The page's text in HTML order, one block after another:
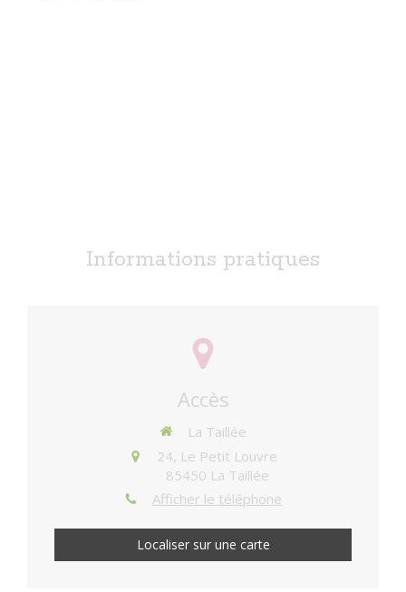
Informations pratiques
Accès
La Taillée
24, Le Petit Louvre
85450 La Taillée
Afficher le téléphone
Localiser sur une carte